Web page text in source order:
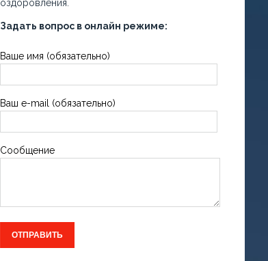
оздоровления.
Задать вопрос в онлайн режиме:
Ваше имя (обязательно)
Ваш e-mail (обязательно)
Сообщение